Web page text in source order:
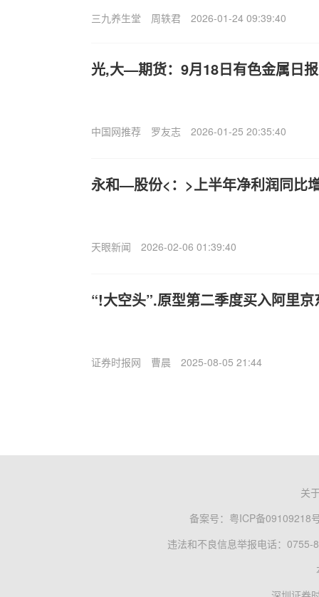
三九养生堂 周轶君 2026-01-24 09:39:40
光,大—期货：9月18日有色金属日报
中国网推荐 罗友志 2026-01-25 20:35:40
永和—股份<：>上半年净利润同比
天眼新闻 2026-02-06 01:39:40
“!大空头”.原型第二季度买入阿里
证券时报网 曹晨 2025-08-05 21:44
关
备案号： 粤ICP备09109218
违法和不良信息举报电话：0755-